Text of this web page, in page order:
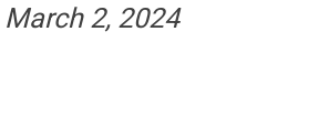
March 2, 2024